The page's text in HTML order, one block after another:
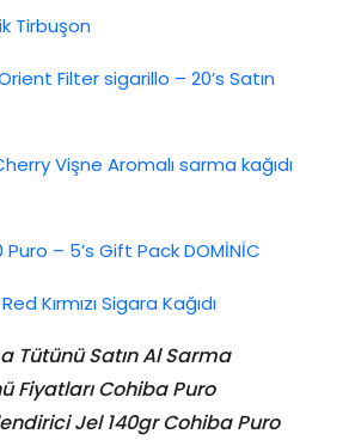
Tirbuşon
Filter sigarillo – 20’s Satın
Vişne Aromalı sarma kağıdı
– 5’s Gift Pack DOMİNİC
Kırmızı Sigara Kağıdı
Tütünü Satın Al Sarma
Fiyatları Cohiba Puro
Jel 140gr Cohiba Puro